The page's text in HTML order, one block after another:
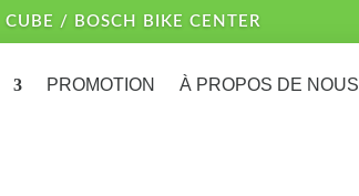
CUBE / BOSCH BIKE CENTER
PROMOTION À PROPOS DE NOUS